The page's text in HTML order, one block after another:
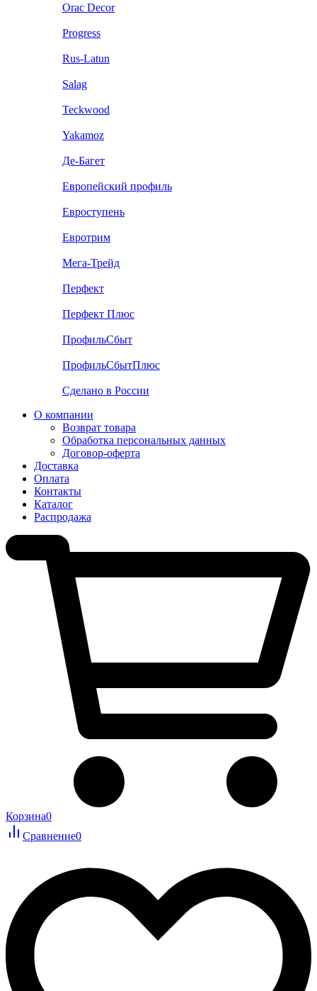
Orac Decor
Progress
Rus-Latun
Salag
Teckwood
Yakamoz
Де-Багет
Европейский профиль
Евроступень
Евротрим
Мега-Трейд
Перфект
Перфект Плюс
ПрофильСбыт
ПрофильСбытПлюс
Сделано в России
О компании
Возврат товара
Обработка персональных данных
Договор-оферта
Доставка
Оплата
Контакты
Каталог
Распродажа
Корзина0
Сравнение0